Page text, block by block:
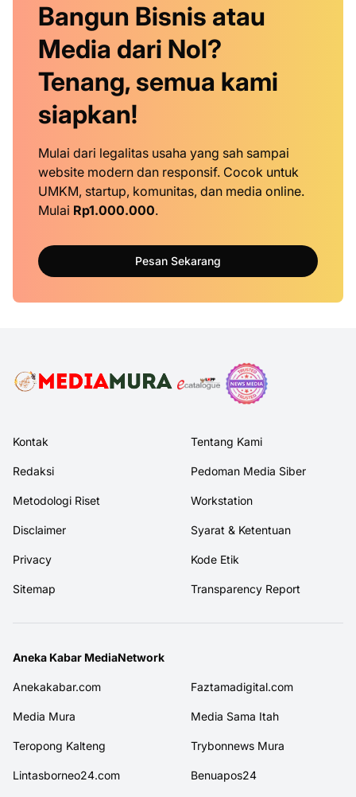
Bangun Bisnis atau
Media dari Nol?
Tenang, semua kami
siapkan!
Mulai dari legalitas usaha yang sah sampai
website modern dan responsif. Cocok untuk
UMKM, startup, komunitas, dan media online.
Mulai Rp1.000.000.
Pesan Sekarang
Kontak Tentang Kami
Redaksi Pedoman Media Siber
Metodologi Riset Workstation
Disclaimer Syarat & Ketentuan
Privacy Kode Etik
Sitemap Transparency Report
Aneka Kabar MediaNetwork
Anekakabar.com Faztamadigital.com
Media Mura Media Sama Itah
Teropong Kalteng Trybonnews Mura
Lintasborneo24.com Benuapos24